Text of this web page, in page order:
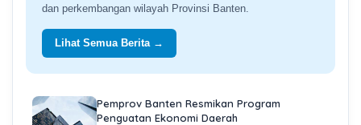
dan perkembangan wilayah Provinsi Banten.
Lihat Semua Berita →
Pemprov Banten Resmikan Program
Penguatan Ekonomi Daerah